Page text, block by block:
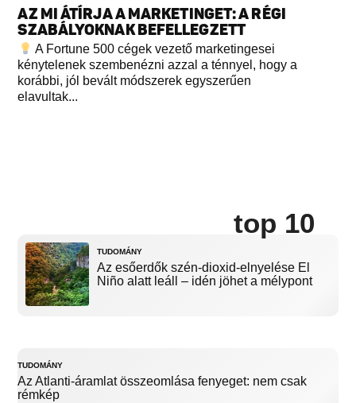
AZ MI ÁTÍRJA A MARKETINGET: A RÉGI
SZABÁLYOKNAK BEFELLEGZETT
A Fortune 500 cégek vezető marketingesei
kénytelenek szembenézni azzal a ténnyel, hogy a
korábbi, jól bevált módszerek egyszerűen
elavultak...
top 10
TUDOMÁNY
Az esőerdők szén-dioxid-elnyelése El
Niño alatt leáll – idén jöhet a mélypont
TUDOMÁNY
Az Atlanti-áramlat összeomlása fenyeget: nem csak
rémkép